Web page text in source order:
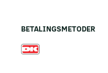
BETALINGSMETODER